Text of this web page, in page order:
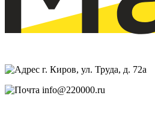
г. Киров, ул. Труда, д. 72а
info@220000.ru